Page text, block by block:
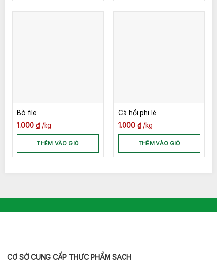
Bò file
1.000 ₫ kg
THÊM VÀO GIỎ
Cá hồi phi lê
1.000 ₫ kg
THÊM VÀO GIỎ
CƠ SỞ CUNG CẤP THỰC PHẨM SẠCH